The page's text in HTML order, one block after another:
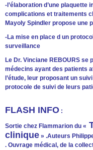
-l’élaboration d’une
complications et traitements
Mayoly Spindler propose une
-La mise en place d un
surveillance
Le Dr. Vinciane REBOURS se
médecins ayant des patients
l’étude, leur proposant un
protocole de suivi de leurs
FLASH INFO :
Sortie chez Flammarion du «
clinique » .Auteurs
. Ouvrage médical, de la